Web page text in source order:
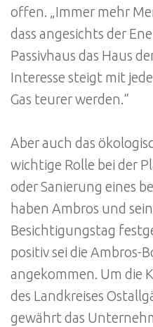
offen. „Immer mehr
dass angesichts der
Passivhaus das Haus
Interesse steigt mit
Gas teurer werden.“
Aber auch das
wichtige Rolle bei der
oder Sanierung eines
haben Ambros und
Besichtigungstag
positiv sei die Ambros-
angekommen. Um die
des Landkreises
gewährt das